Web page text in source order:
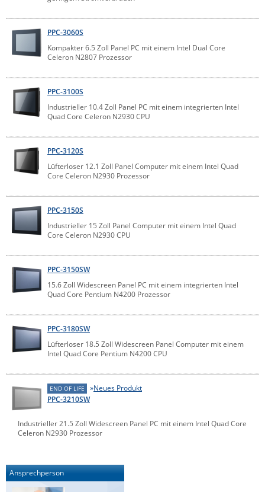
PPC-3060S
Kompakter 6.5 Zoll Panel PC mit einem Intel Dual Core
Celeron N2807 Prozessor
PPC-3100S
Industrieller 10.4 Zoll Panel PC mit einem integrierten Intel
Quad Core Celeron N2930 CPU
PPC-3120S
Lüfterloser 12.1 Zoll Panel Computer mit einem Intel Quad
Core Celeron N2930 Prozessor
PPC-3150S
Industrieller 15 Zoll Panel Computer mit einem Intel Quad
Core Celeron N2930 CPU
PPC-3150SW
15.6 Zoll Widescreen Panel PC mit einem integrierten Intel
Quad Core Pentium N4200 Prozessor
PPC-3180SW
Lüfterloser 18.5 Zoll Widescreen Panel Computer mit einem
Intel Quad Core Pentium N4200 CPU
END OF LIFE
Neues Produkt
PPC-3210SW
Industrieller 21.5 Zoll Widescreen Panel PC mit einem Intel Quad Core
Celeron N2930 Prozessor
Ansprechperson